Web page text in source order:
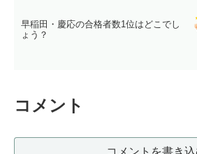
早稲田・慶応の合格者数1位はどこでし
ょう？
コメント
コメントを書き